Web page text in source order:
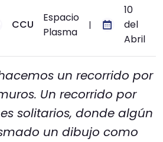
CCU
Espacio
Plasma
|
10
del
Abril
un recorrido por
Un recorrido por
solitarios, donde algún
un dibujo como